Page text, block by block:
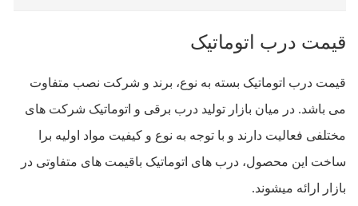
قیمت درب اتوماتیک
قیمت درب اتوماتیک بسته به نوع، برند و شرکت نصب متفاوت
می باشد. در میان بازار تولید درب برقی و اتوماتیک شرکت های
مختلفی فعالیت دارند و با توجه به نوع و کیفیت مواد اولیه برا
ساخت این محصول، درب های اتوماتیک باقیمت های متفاوتی در
بازار ارائه میشوند.